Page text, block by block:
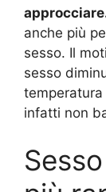
anche più
sesso. Il
sesso
temperatura
infatti non